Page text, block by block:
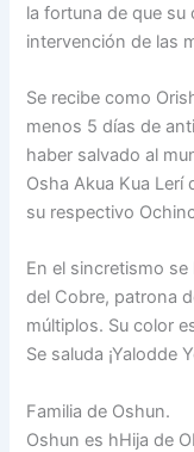
la fortuna de que su
intervención de las
Se recibe como
menos 5 días de
haber salvado al
Osha Akua Kua Lerí
su respectivo
En el sincretismo
del Cobre, patrona
múltiplos. Su color
Se saluda ¡Yalodde
Familia de Oshun.
Oshun es hHija de